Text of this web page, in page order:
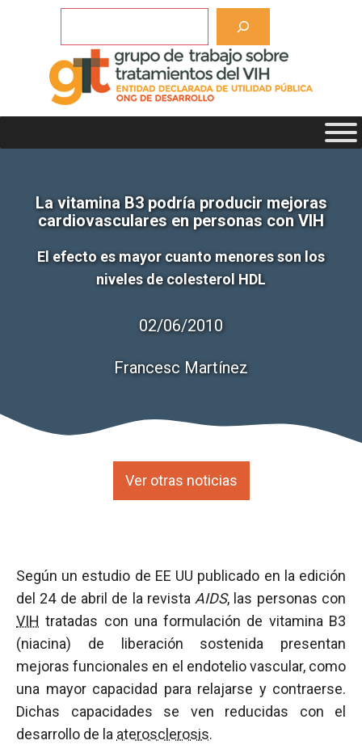
La vitamina B3 podría producir mejoras
cardiovasculares en personas con VIH
El efecto es mayor cuanto menores son los
niveles de colesterol HDL
02/06/2010
Francesc Martínez
Ver otras noticias
Según un estudio de EE UU publicado en la edición
del 24 de abril de la revista AIDS, las personas con
VIH tratadas con una formulación de vitamina B3
(niacina) de liberación sostenida presentan
mejoras funcionales en el endotelio vascular, como
una mayor capacidad para relajarse y contraerse.
Dichas capacidades se ven reducidas con el
desarrollo de la aterosclerosis.